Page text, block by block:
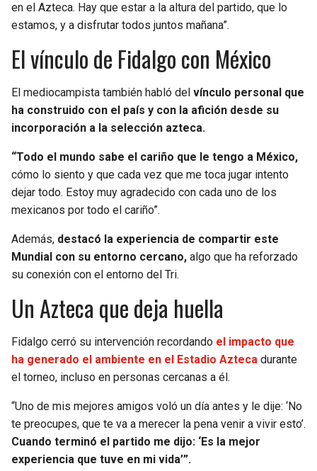
en el Azteca. Hay que estar a la altura del partido, que lo
estamos, y a disfrutar todos juntos mañana”.
El vínculo de Fidalgo con México
El mediocampista también habló del vínculo personal que
ha construido con el país y con la afición desde su
incorporación a la selección azteca.
“Todo el mundo sabe el cariño que le tengo a México,
cómo lo siento y que cada vez que me toca jugar intento
dejar todo. Estoy muy agradecido con cada uno de los
mexicanos por todo el cariño”.
Además, destacó la experiencia de compartir este
Mundial con su entorno cercano, algo que ha reforzado
su conexión con el entorno del Tri.
Un Azteca que deja huella
Fidalgo cerró su intervención recordando el impacto que
ha generado el ambiente en el Estadio Azteca durante
el torneo, incluso en personas cercanas a él.
“Uno de mis mejores amigos voló un día antes y le dije: ‘No
te preocupes, que te va a merecer la pena venir a vivir esto’.
Cuando terminó el partido me dijo: ‘Es la mejor
experiencia que tuve en mi vida’”.